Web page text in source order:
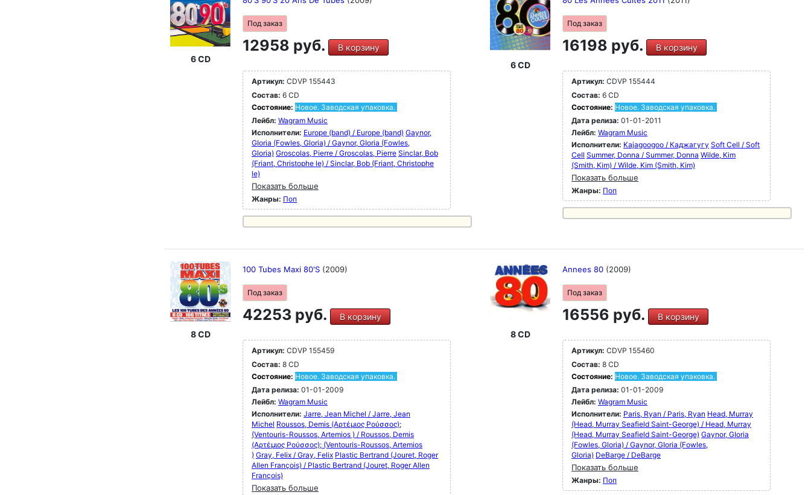
6 CD
Под заказ
12958 руб. В корзину
Артикул: CDVP 155443
Состав: 6 CD
Состояние: Новое. Заводская упаковка.
Лейбл: Wagram Music
Исполнители: Europe (band) / Europe (band) Gaynor,
GIoria (Fowles, Gloria) / Gaynor, GIoria (Fowles,
Gloria) Groscolas, Pierre / Groscolas, Pierre Sinclar, Bob
(Friant, Christophe le) / Sinclar, Bob (Friant, Christophe
le)
Показать больше
Жанры: Поп
6 CD
Под заказ
16198 руб. В корзину
Артикул: CDVP 155444
Состав: 6 CD
Состояние: Новое. Заводская упаковка.
Дата релиза: 01-01-2011
Лейбл: Wagram Music
Исполнители: Kajagoogoo / Каджагугу Soft Cell / Soft
Cell Summer, Donna / Summer, Donna Wilde, Kim
(Smith, Kim) / Wilde, Kim (Smith, Kim)
Показать больше
Жанры: Поп
8 CD
100 Tubes Maxi 80'S (2009)
Под заказ
42253 руб. В корзину
Артикул: CDVP 155459
Состав: 8 CD
Состояние: Новое. Заводская упаковка.
Дата релиза: 01-01-2009
Лейбл: Wagram Music
Исполнители: Jarre, Jean Michel / Jarre, Jean
Michel Roussos, Demis (Αρτέμιος Ρούσσος);
(Ventouris-Roussos, Artemios ) / Roussos, Demis
(Αρτέμιος Ρούσσος); (Ventouris-Roussos, Artemios
) Gray, Felix / Gray, Felix Plastic Bertrand (Jouret, Roger
Allen François) / Plastic Bertrand (Jouret, Roger Allen
François)
Показать больше
8 CD
Annees 80 (2009)
Под заказ
16556 руб. В корзину
Артикул: CDVP 155460
Состав: 8 CD
Состояние: Новое. Заводская упаковка.
Дата релиза: 01-01-2009
Лейбл: Wagram Music
Исполнители: Paris, Ryan / Paris, Ryan Head, Murray
(Head, Murray Seafield Saint-George) / Head, Murray
(Head, Murray Seafield Saint-George) Gaynor, GIoria
(Fowles, Gloria) / Gaynor, GIoria (Fowles,
Gloria) DeBarge / DeBarge
Показать больше
Жанры: Поп